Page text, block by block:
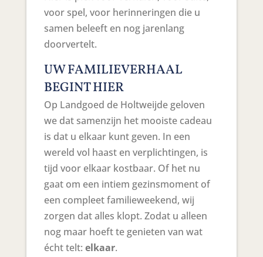
voor spel, voor herinneringen die u
samen beleeft en nog jarenlang
doorvertelt.
UW FAMILIEVERHAAL
BEGINT HIER
Op Landgoed de Holtweijde geloven
we dat samenzijn het mooiste cadeau
is dat u elkaar kunt geven. In een
wereld vol haast en verplichtingen, is
tijd voor elkaar kostbaar. Of het nu
gaat om een intiem gezinsmoment of
een compleet familieweekend, wij
zorgen dat alles klopt. Zodat u alleen
nog maar hoeft te genieten van wat
écht telt: elkaar.